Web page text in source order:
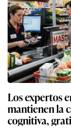
Los expertos
mantienen la
cognitiva,